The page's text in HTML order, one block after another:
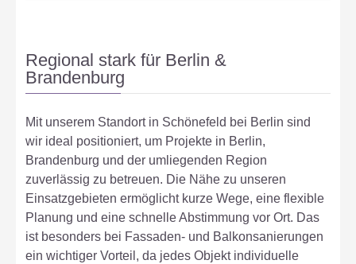
Regional stark für Berlin &
Brandenburg
Mit unserem Standort in Schönefeld bei Berlin sind
wir ideal positioniert, um Projekte in Berlin,
Brandenburg und der umliegenden Region
zuverlässig zu betreuen. Die Nähe zu unseren
Einsatzgebieten ermöglicht kurze Wege, eine flexible
Planung und eine schnelle Abstimmung vor Ort. Das
ist besonders bei Fassaden- und Balkonsanierungen
ein wichtiger Vorteil, da jedes Objekt individuelle